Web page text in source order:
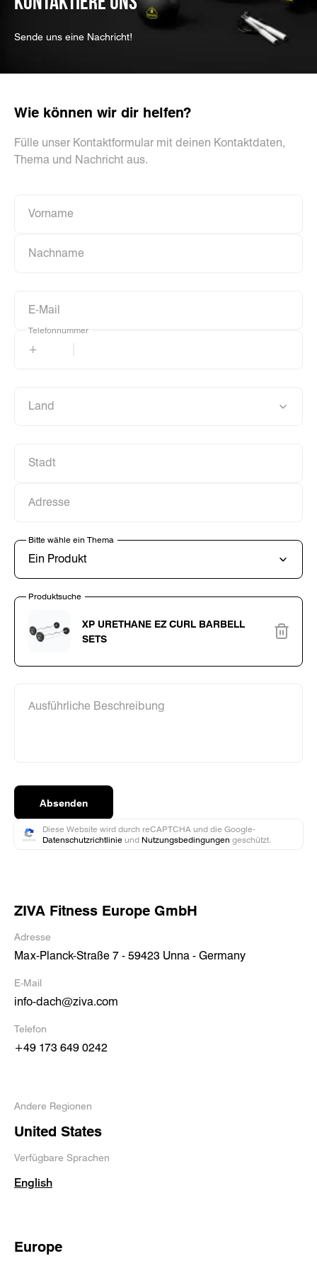
Sende uns eine Nachricht!
ZIVA Fitness Europe GmbH
Adresse
Max-Planck-Straße 7 - 59423 Unna - Germany
E-Mail
info-dach@ziva.com
Telefon
+49 173 649 0242
Andere Regionen
United States
Verfügbare Sprachen
English
Europe
Wie können wir dir helfen?
Fülle unser Kontaktformular mit deinen Kontaktdaten,
Thema und Nachricht aus.
Vorname
Nachname
E-Mail
+
Telefonnummer
Telefonnummer
Land
Stadt
Adresse
Ein Produkt
Bitte wähle ein Thema
Bitte wähle ein Thema
XP URETHANE EZ CURL BARBELL
SETS
Produktsuche
Produktsuche
Ausführliche Beschreibung
Absenden
Diese Website wird durch reCAPTCHA und die Google-
Datenschutzrichtlinie und Nutzungsbedingungen geschützt.